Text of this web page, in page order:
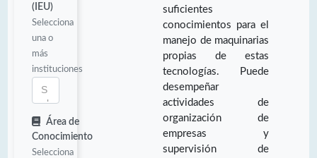
(IEU)
Selecciona
una o
más
instituciones
Área de
Conocimiento
Selecciona
suficientes
conocimientos para el
manejo de maquinarias
propias de estas
tecnologías. Puede
desempeñar
actividades de
organización de
empresas y
supervisión de